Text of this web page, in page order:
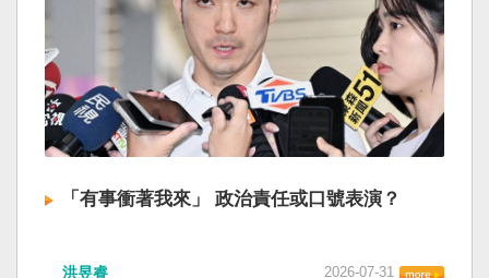
「有事衝著我來」 政治責任或口號表演？
洪昱睿 2026-07-31